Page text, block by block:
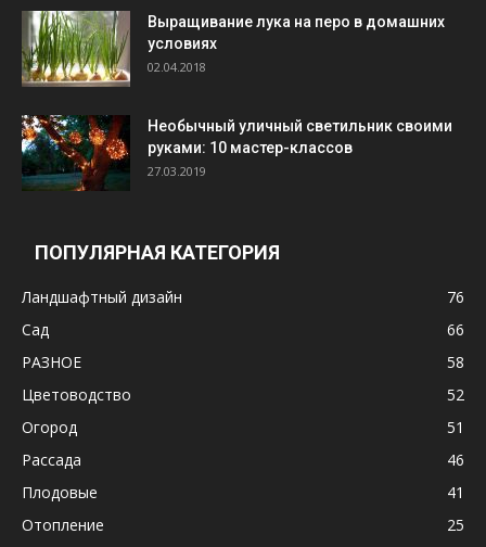
Выращивание лука на перо в домашних
условиях
02.04.2018
Необычный уличный светильник своими
руками: 10 мастер-классов
27.03.2019
ПОПУЛЯРНАЯ КАТЕГОРИЯ
Ландшафтный дизайн
76
Сад
66
РАЗНОЕ
58
Цветоводство
52
Огород
51
Рассада
46
Плодовые
41
Отопление
25